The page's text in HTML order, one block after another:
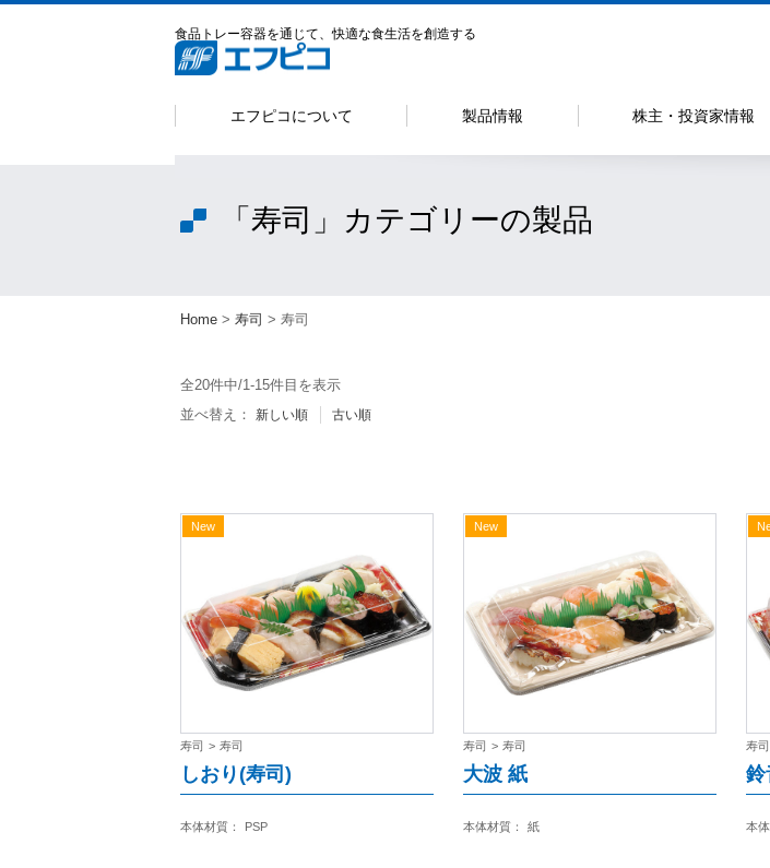
食品トレー容器を通じて、快適な食生活を創造する
エフピコについて 製品情報 株主・投資家情報
Home > 寿司 > 寿司
「寿司」カテゴリーの製品
全20件中/1-15件目を表示
並べ替え：
新しい順 古い順
New
寿司 > 寿司
しおり(寿司)
本体材質： PSP
New
寿司 > 寿司
大波 紙
本体材質： 紙
寿司
鈴
本体